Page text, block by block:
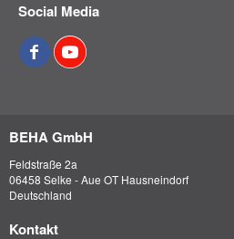
Social Media
BEHA GmbH
Feldstraße 2a
06458 Selke - Aue OT Hausneindorf
Deutschland
Kontakt